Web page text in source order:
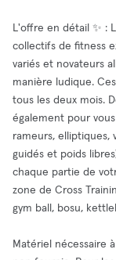
L'offre en détail ✨ :
collectifs de fitness
variés et novateurs
manière ludique.
tous les deux mois.
également pour
rameurs, elliptiques,
guidés et poids
chaque partie de
zone de Cross
gym ball, bosu,
Matériel nécessaire